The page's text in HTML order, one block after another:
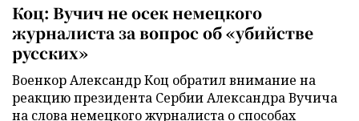
Коц: Вучич не осек немецкого
журналиста за вопрос об «убийстве
русских»
Военкор Александр Коц обратил внимание на
реакцию президента Сербии Александра Вучича
на слова немецкого журналиста о способах